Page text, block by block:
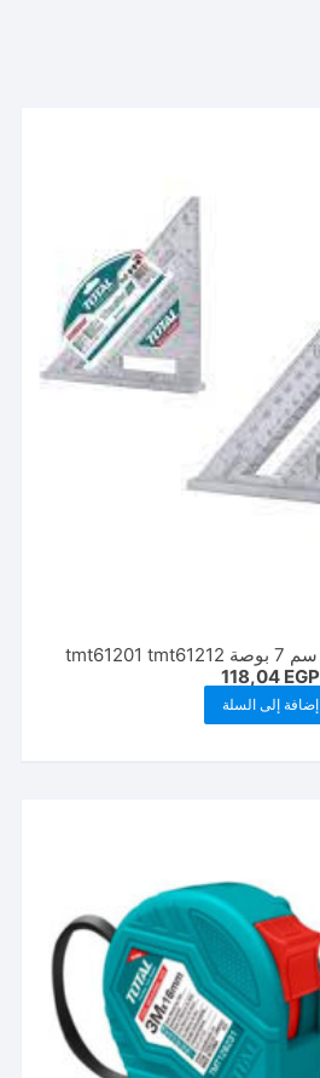
118,04 EGP
إضافة إلى السلة